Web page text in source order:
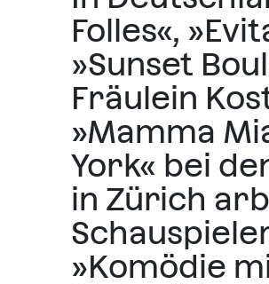
Folles«,
»Sunset
Fräulein
»Mamma
York« bei
in Zürich
»Komödie